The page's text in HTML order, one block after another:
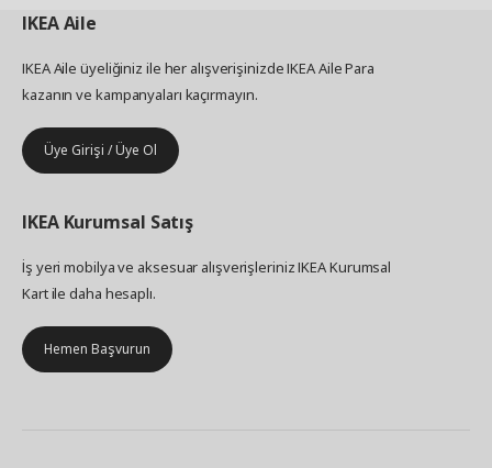
IKEAAile
IKEA Aile üyeliğiniz ile her alışverişinizde IKEA Aile Para
kazanın ve kampanyaları kaçırmayın.
Üye Girişi / Üye Ol
IKEA Kurumsal Satış
İş yeri mobilya ve aksesuar alışverişleriniz IKEA Kurumsal
Kart ile daha hesaplı.
Hemen Başvurun